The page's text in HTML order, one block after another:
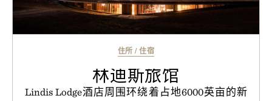
住所 /住宿
林迪斯旅馆
Lindis Lodge酒店周围环绕着占地6000英亩的新